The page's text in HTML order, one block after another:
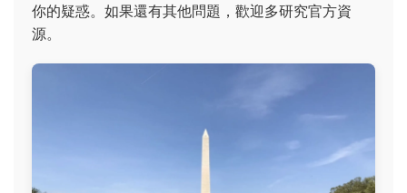
你的疑惑。如果還有其他問題，歡迎多研究官方資
源。